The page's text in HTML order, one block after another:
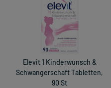
Elevit 1 Kinderwunsch &
Schwangerschaft Tabletten,
90 St